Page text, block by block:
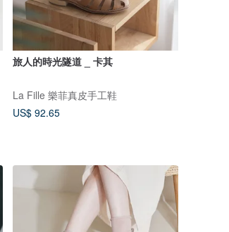
旅人的時光隧道 _ 卡其
La Fille 樂菲真皮手工鞋
US$ 92.65